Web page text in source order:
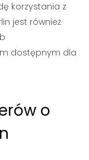
korzystania z
jest również
dostępnym dla
o